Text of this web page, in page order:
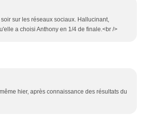
sur les réseaux sociaux. Hallucinant,
a choisi Anthony en 1/4 de finale.<br />
hier, après connaissance des résultats du